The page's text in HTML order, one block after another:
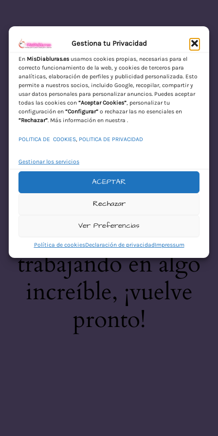
Gestiona tu Privacidad
En MisDiabluras.esusamos cookies propias, necesarias para el
correcto funcionamiento de la web, y cookies de terceros para
analíticas, elaboración de perfiles y publicidad personalizada. Esto
permite a nuestros socios, incluido Google, recopilar, compartir y
usar datos personales para personalizar anuncios. Puedes aceptar
todas las cookies con “Aceptar Cookies”, personalizar tu
configuración en “Configurar”o rechazar las no esenciales en
“Rechazar”. Más información en nuestra .
POLITICA DE COOKIES, POLITICA DE PRIVACIDAD
Gestionar los servicios
ACEPTAR
Rechazar
Ver Preferencias
Política de cookiesDeclaración de privacidadImpressum
MisDiabluras | Sexshop Online con Envío
Discreto en España
Acceder
¡Disculpa este
desastre! Estamos
trabajando en algo
increíble, ¡vuelve
pronto!